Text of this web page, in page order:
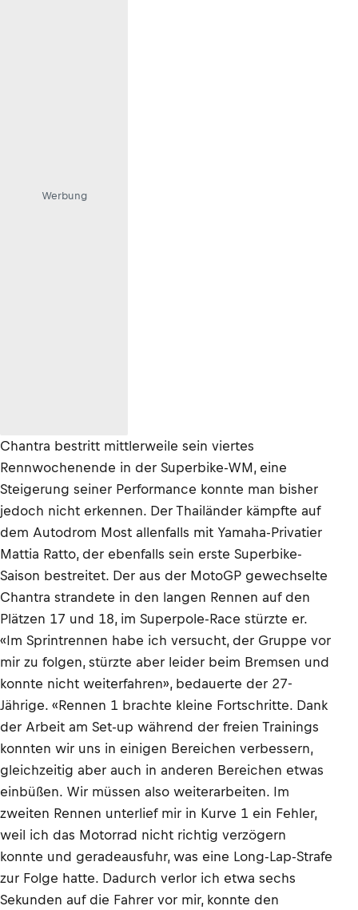
Werbung
Chantra bestritt mittlerweile sein viertes
Rennwochenende in der Superbike-WM, eine
Steigerung seiner Performance konnte man bisher
jedoch nicht erkennen. Der Thailänder kämpfte auf
dem Autodrom Most allenfalls mit Yamaha-Privatier
Mattia Ratto, der ebenfalls sein erste Superbike-
Saison bestreitet. Der aus der MotoGP gewechselte
Chantra strandete in den langen Rennen auf den
Plätzen 17 und 18, im Superpole-Race stürzte er.
«Im Sprintrennen habe ich versucht, der Gruppe vor
mir zu folgen, stürzte aber leider beim Bremsen und
konnte nicht weiterfahren», bedauerte der 27-
Jährige. «Rennen 1 brachte kleine Fortschritte. Dank
der Arbeit am Set-up während der freien Trainings
konnten wir uns in einigen Bereichen verbessern,
gleichzeitig aber auch in anderen Bereichen etwas
einbüßen. Wir müssen also weiterarbeiten. Im
zweiten Rennen unterlief mir in Kurve 1 ein Fehler,
weil ich das Motorrad nicht richtig verzögern
konnte und geradeausfuhr, was eine Long-Lap-Strafe
zur Folge hatte. Dadurch verlor ich etwa sechs
Sekunden auf die Fahrer vor mir, konnte den